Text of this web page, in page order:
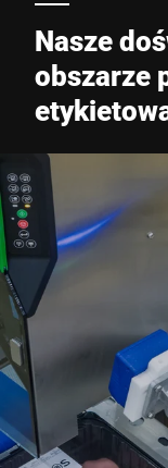
Nasze
obszarze